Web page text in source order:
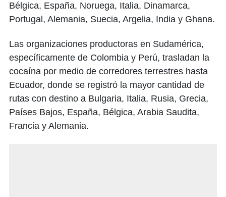
Bélgica, España, Noruega, Italia, Dinamarca,
Portugal, Alemania, Suecia, Argelia, India y Ghana.
Las organizaciones productoras en Sudamérica,
específicamente de Colombia y Perú, trasladan la
cocaína por medio de corredores terrestres hasta
Ecuador, donde se registró la mayor cantidad de
rutas con destino a Bulgaria, Italia, Rusia, Grecia,
Países Bajos, España, Bélgica, Arabia Saudita,
Francia y Alemania.